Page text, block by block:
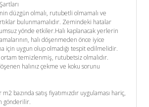
düzgün olmalı, rutubetli olmamalı ve
bulunmamalıdır. Zemindeki hatalar
yönde etkiler.Halı kaplanacak yerlerin
halı döşenmeden önce iyice
için uygun olup olmadığı tespit edilmelidir.
ortam temizlenmiş, rutubetsiz olmalıdır.
halınız çekme ve koku sorunu
bazında satış fiyatımızdır uygulaması hariç,
gönderilir.